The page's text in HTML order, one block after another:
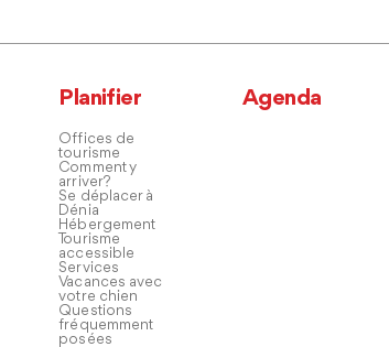
Planifier
Offices de
tourisme
Comment y
arriver?
Se déplacer à
Dénia
Hébergement
Tourisme
accessible
Services
Vacances avec
votre chien
Questions
fréquemment
posées
Agenda